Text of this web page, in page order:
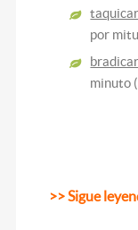
por
minuto
>> Sigue